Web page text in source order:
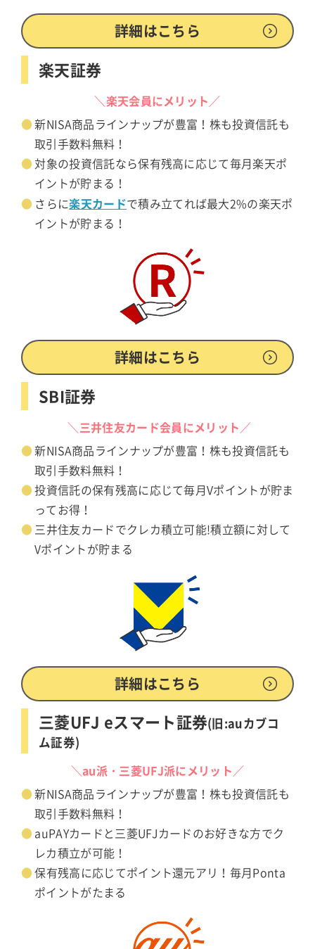
詳細はこちら
楽天証券
＼楽天会員にメリット／
新NISA商品ラインナップが豊富！株も投資信託も
取引手数料無料！
対象の投資信託なら保有残高に応じて毎月楽天ポ
イントが貯まる！
さらに楽天カードで積み立てれば最大2%の楽天ポ
イントが貯まる！
詳細はこちら
SBI証券
＼三井住友カード会員にメリット／
新NISA商品ラインナップが豊富！株も投資信託も
取引手数料無料！
投資信託の保有残高に応じて毎月Vポイントが貯ま
ってお得！
三井住友カードでクレカ積立可能!積立額に対して
Vポイントが貯まる
詳細はこちら
三菱UFJ eスマート証券(旧:auカブコ
ム証券)
＼au派・三菱UFJ派にメリット／
新NISA商品ラインナップが豊富！株も投資信託も
取引手数料無料！
auPAYカードと三菱UFJカードのお好きな方でク
レカ積立が可能！
保有残高に応じてポイント還元アリ！毎月Ponta
ポイントがたまる